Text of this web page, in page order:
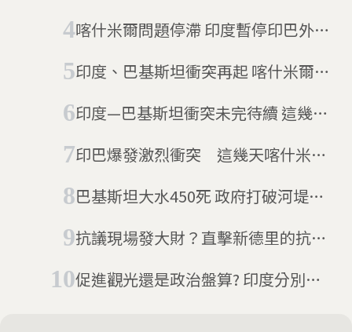
圍？
喀什米爾問題停滯 印度暫停印巴外交
印度、巴基斯坦衝突再起 喀什米爾汽
印度—巴基斯坦衝突未完待續 這幾
印巴爆發激烈衝突 這幾天喀什米爾
什麼恩怨？
巴基斯坦大水450死 政府打破河堤洩
抗議現場發大財？直擊新德里的抗議
促進觀光還是政治盤算? 印度分別蓋